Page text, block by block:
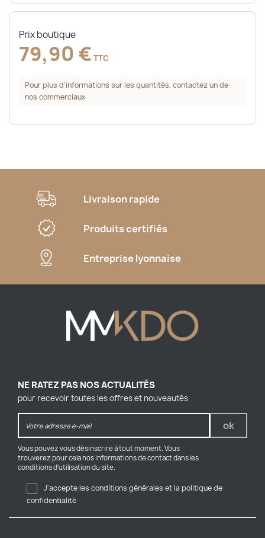
Prix boutique
79,90 € TTC
Pour plus d’informations sur les quantités, contactez un de
nos commerciaux
Livraison rapide
Produits certifiés
Entreprise lyonnaise
NE RATEZ PAS NOS ACTUALITÉS
pour recevoir toutes les offres et nouveautés
Vous pouvez vous désinscrire à tout moment. Vous
trouverez pour cela nos informations de contact dans les
conditions d'utilisation du site.
J'accepte les conditions générales et la politique de
confidentialité